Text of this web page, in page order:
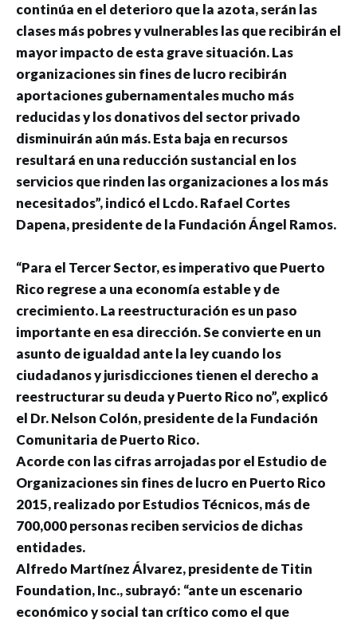
continúa en el deterioro que la azota, serán las
clases más pobres y vulnerables las que recibirán el
mayor impacto de esta grave situación. Las
organizaciones sin fines de lucro recibirán
aportaciones gubernamentales mucho más
reducidas y los donativos del sector privado
disminuirán aún más. Esta baja en recursos
resultará en una reducción sustancial en los
servicios que rinden las organizaciones a los más
necesitados”, indicó el Lcdo. Rafael Cortes
Dapena, presidente de la Fundación Ángel Ramos.
“Para el Tercer Sector, es imperativo que Puerto
Rico regrese a una economía estable y de
crecimiento. La reestructuración es un paso
importante en esa dirección. Se convierte en un
asunto de igualdad ante la ley cuando los
ciudadanos y jurisdicciones tienen el derecho a
reestructurar su deuda y Puerto Rico no”, explicó
el Dr. Nelson Colón, presidente de la Fundación
Comunitaria de Puerto Rico.
Acorde con las cifras arrojadas por el Estudio de
Organizaciones sin fines de lucro en Puerto Rico
2015, realizado por Estudios Técnicos, más de
700,000 personas reciben servicios de dichas
entidades.
Alfredo Martínez Álvarez, presidente de Titin
Foundation, Inc., subrayó: “ante un escenario
económico y social tan crítico como el que